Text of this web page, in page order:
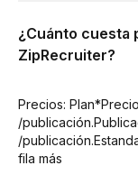
¿Cuánto cuesta
ZipRecruiter?
Precios:
/
/
fila más